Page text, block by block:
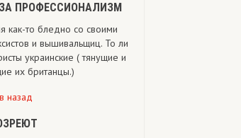
ПРОФЕССИОНАЛИЗМ
как-то бледно со своими
и вышивальщиц. То ли
украинские ( тянущие и
их британцы.)
назад